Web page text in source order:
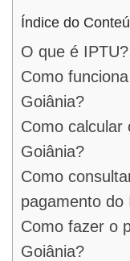
Índice do
O que é IPTU?
Como
Goiânia?
Como calcular
Goiânia?
Como
pagamento do
Como fazer o
Goiânia?